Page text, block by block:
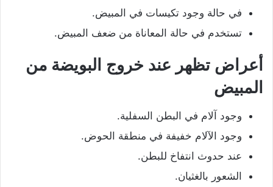
في حالة وجود تكيسات في المبيض.
تستخدم في حالة المعاناة من ضعف المبيض.
أعراض تظهر عند خروج البويضة من
المبيض
وجود آلام في البطن السفلية.
وجود الآلام خفيفة في منطقة الحوض.
عند حدوث انتفاخ للبطن.
الشعور بالغثيان.